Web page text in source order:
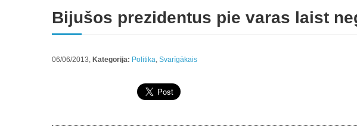
Bijušos prezidentus pie varas laist
06/06/2013, Kategorija: Politika, Svarīgākais